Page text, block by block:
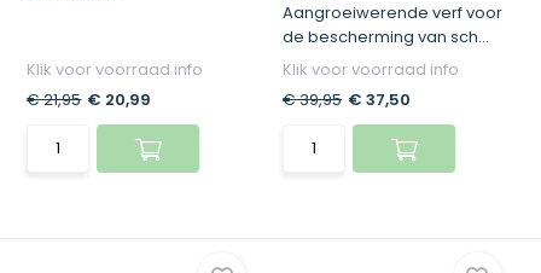
Klik voor voorraad info
€ 21,95 € 20,99
Aangroeiwerende verf voor
de bescherming van sch...
Klik voor voorraad info
€ 39,95 € 37,50